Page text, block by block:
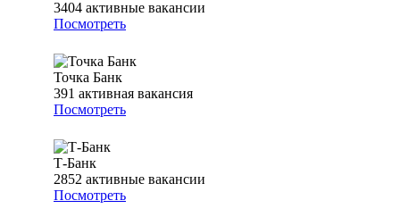
3404 активные вакансии
Посмотреть
Точка Банк
391 активная вакансия
Посмотреть
Т-Банк
2852 активные вакансии
Посмотреть